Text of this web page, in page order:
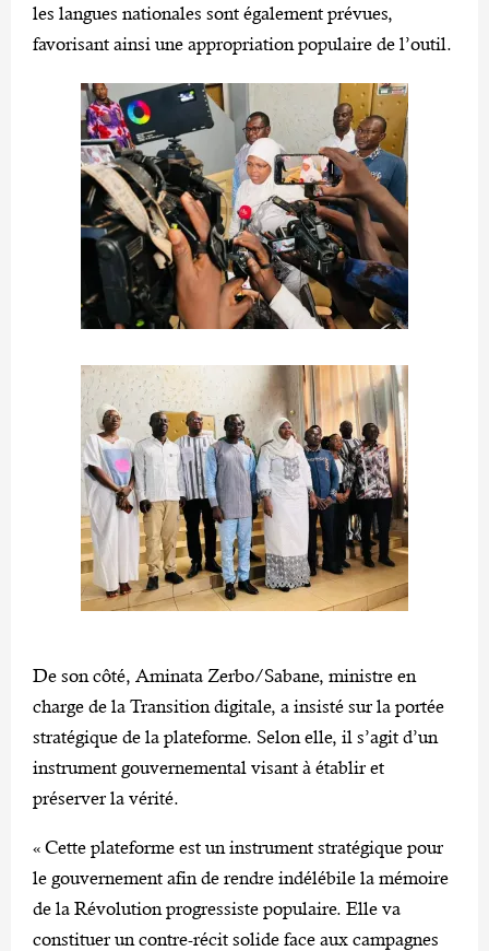
les langues nationales sont également prévues,
favorisant ainsi une appropriation populaire de l’outil.
De son côté, Aminata Zerbo/Sabane, ministre en
charge de la Transition digitale, a insisté sur la portée
stratégique de la plateforme. Selon elle, il s’agit d’un
instrument gouvernemental visant à établir et
préserver la vérité.
« Cette plateforme est un instrument stratégique pour
le gouvernement afin de rendre indélébile la mémoire
de la Révolution progressiste populaire. Elle va
constituer un contre-récit solide face aux campagnes